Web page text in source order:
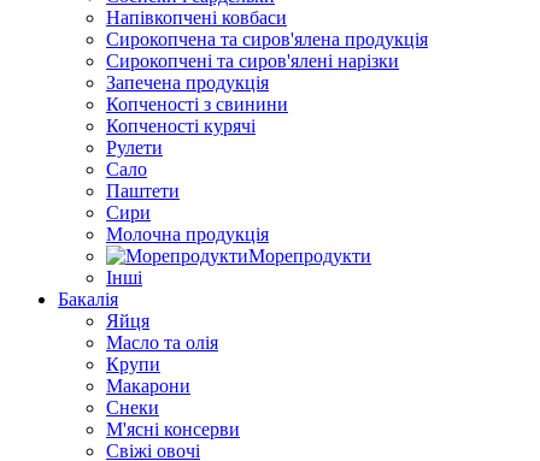
Напівкопчені ковбаси
Сирокопчена та сиров'ялена продукція
Сирокопчені та сиров'ялені нарізки
Запечена продукція
Копченості з свинини
Копченості курячі
Рулети
Сало
Паштети
Сири
Молочна продукція
Морепродукти
Інші
Бакалія
Яйця
Масло та олія
Крупи
Макарони
Снеки
М'ясні консерви
Свіжі овочі